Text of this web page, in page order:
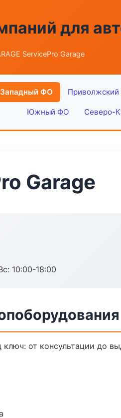
для
ServicePro Garage
ФО
Южный ФО Северо-
Garage
10:00-18:00
от консультации до